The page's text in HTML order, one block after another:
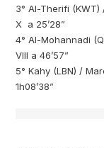
3° Al-Therifi
X a 25’28”
4° Al-Mohannadi
VIII a 46’57”
5° Kahy (LBN) /
1h08’38”